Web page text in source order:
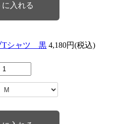
Tシャツ 黒 4,180円(税込)